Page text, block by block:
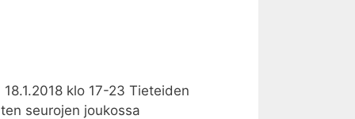
klo 17-23 Tieteiden
seurojen joukossa